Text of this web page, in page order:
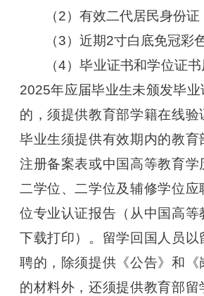
（2）有效二代居民身份证
（3）近期2寸白底免冠彩
（4）毕业证书和学位证书
2025年应届毕业生未颁发毕
的，须提供教育部学籍在线验
毕业生须提供有效期内的教育
注册备案表或中国高等教育学
二学位、二学位及辅修学位应
位专业认证报告（从中国高等
下载打印）。留学回国人员以
聘的，除须提供《公告》和《
的材料外，还须提供教育部留